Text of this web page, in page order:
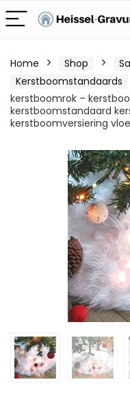
Home Shop
Kerstboomstandaards
kerstboomrok –
kerstboomstandaard
kerstboomversiering